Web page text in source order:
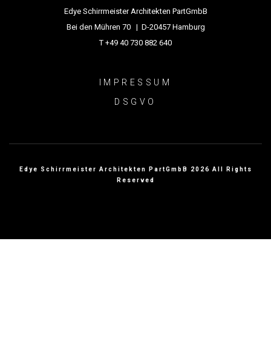
Edye Schirrmeister Architekten PartGmbB
Bei den Mühren 70 | D-20457 Hamburg
T +49 40 730 882 640
IMPRESSUM
DSGVO
Edye Schirrmeister Architekten PartGmbB 2026 All Rights
Reserved